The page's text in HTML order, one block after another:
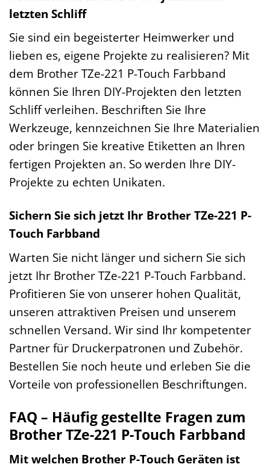
letzten Schliff
Sie sind ein begeisterter Heimwerker und
lieben es, eigene Projekte zu realisieren? Mit
dem Brother TZe-221 P-Touch Farbband
können Sie Ihren DIY-Projekten den letzten
Schliff verleihen. Beschriften Sie Ihre
Werkzeuge, kennzeichnen Sie Ihre Materialien
oder bringen Sie kreative Etiketten an Ihren
fertigen Projekten an. So werden Ihre DIY-
Projekte zu echten Unikaten.
Sichern Sie sich jetzt Ihr Brother TZe-221 P-
Touch Farbband
Warten Sie nicht länger und sichern Sie sich
jetzt Ihr Brother TZe-221 P-Touch Farbband.
Profitieren Sie von unserer hohen Qualität,
unseren attraktiven Preisen und unserem
schnellen Versand. Wir sind Ihr kompetenter
Partner für Druckerpatronen und Zubehör.
Bestellen Sie noch heute und erleben Sie die
Vorteile von professionellen Beschriftungen.
FAQ – Häufig gestellte Fragen zum
Brother TZe-221 P-Touch Farbband
Mit welchen Brother P-Touch Geräten ist